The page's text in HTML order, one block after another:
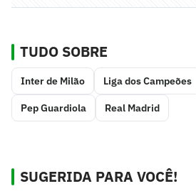
TUDO SOBRE
Inter de Milão Liga dos Campeões
Pep Guardiola Real Madrid
SUGERIDA PARA VOCÊ!